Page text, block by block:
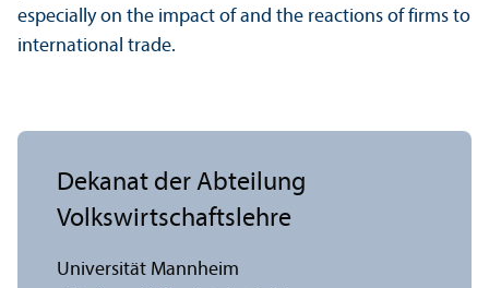
especially on the impact of and the reactions of firms to
international trade.
Dekanat der Abteilung
Volkswirtschafts­lehre
Universität Mannheim